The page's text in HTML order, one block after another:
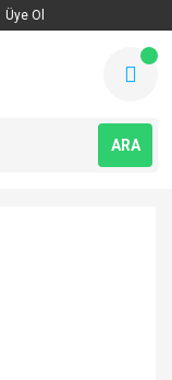
Üye Ol
ARA